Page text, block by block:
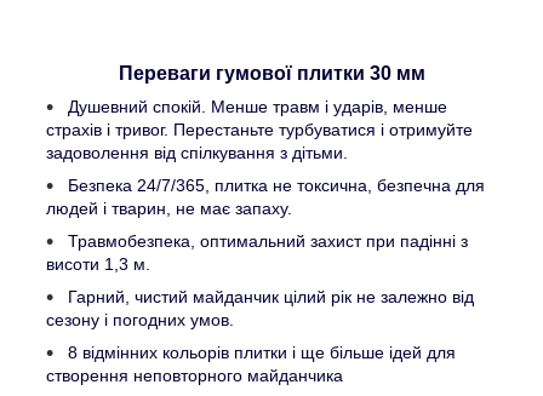
Переваги гумової плитки 30 мм
Душевний спокій. Менше травм і ударів, менше
страхів і тривог. Перестаньте турбуватися і отримуйте
задоволення від спілкування з дітьми.
Безпека 24/7/365, плитка не токсична, безпечна для
людей і тварин, не має запаху.
Травмобезпека, оптимальний захист при падінні з
висоти 1,3 м.
Гарний, чистий майданчик цілий рік не залежно від
сезону і погодних умов.
8 відмінних кольорів плитки і ще більше ідей для
створення неповторного майданчика